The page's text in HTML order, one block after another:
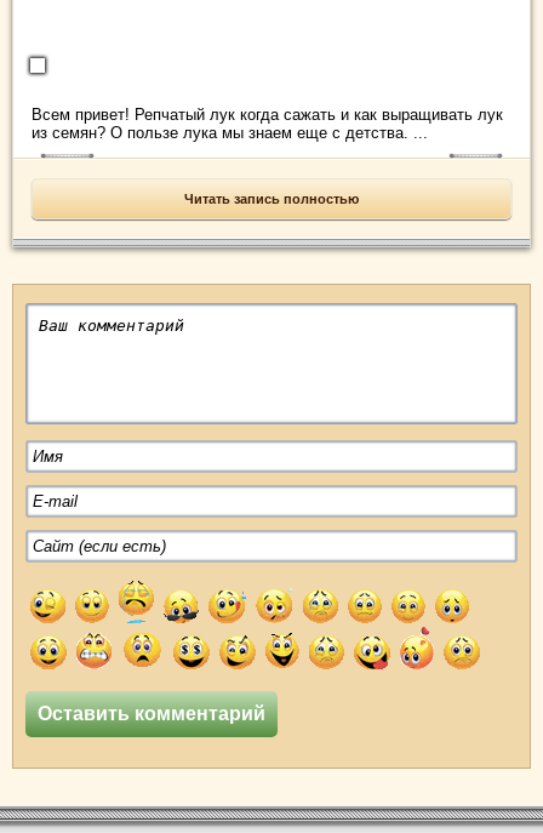
Всем привет! Репчатый лук когда сажать и как выращивать лук
из семян? О пользе лука мы знаем еще с детства. ...
Читать запись полностью